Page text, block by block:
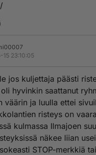
23:10:05
jos kuljettaja päästi
hyvinkin saattanut
väärin ja luulla ettei
risteys on
kulmassa Ilmajoen
näkee liian
STOP-merkkiä